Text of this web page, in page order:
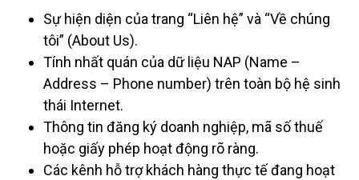
Sự hiện diện của trang “Liên hệ” và “Về chúng
tôi” (About Us).
Tính nhất quán của dữ liệu NAP (Name –
Address – Phone number) trên toàn bộ hệ sinh
thái Internet.
Thông tin đăng ký doanh nghiệp, mã số thuế
hoặc giấy phép hoạt động rõ ràng.
Các kênh hỗ trợ khách hàng thực tế đang hoạt